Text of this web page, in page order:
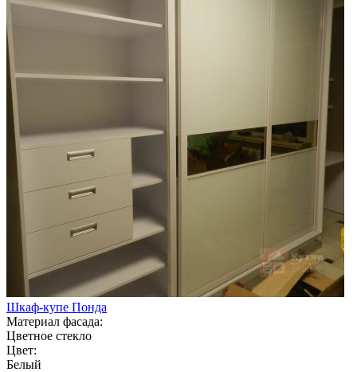
Шкаф-купе Понда
Материал фасада:
Цветное стекло
Цвет:
Белый